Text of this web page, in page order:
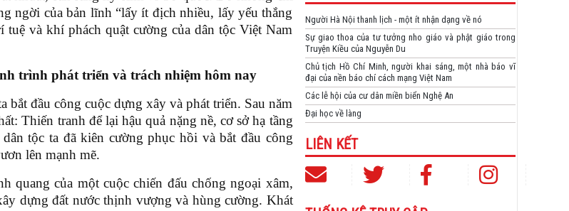
ngời của bản lĩnh “lấy ít địch nhiều, lấy yếu thắng
và khí phách quật cường của dân tộc Việt Nam
trình phát triển và trách nhiệm hôm nay
bắt đầu công cuộc dựng xây và phát triển. Sau năm
Thiến tranh để lại hậu quả nặng nề, cơ sở hạ tầng
tộc ta đã kiên cường phục hồi và bắt đầu công
lên mạnh mẽ.
quang của một cuộc chiến đấu chống ngoại xâm,
dựng đất nước thịnh vượng và hùng cường. Khát
Người Hà Nội thanh lịch - một ít nhận dạng về nó
Sự giao thoa của tư tưởng nho giáo và phật giáo trong
Truyện Kiều của Nguyễn Du
Chủ tịch Hồ Chí Minh, người khai sáng, một nhà báo vĩ
đại của nền báo chí cách mạng Việt Nam
Các lễ hội của cư dân miền biển Nghệ An
Đại học về làng
LIÊN KẾT